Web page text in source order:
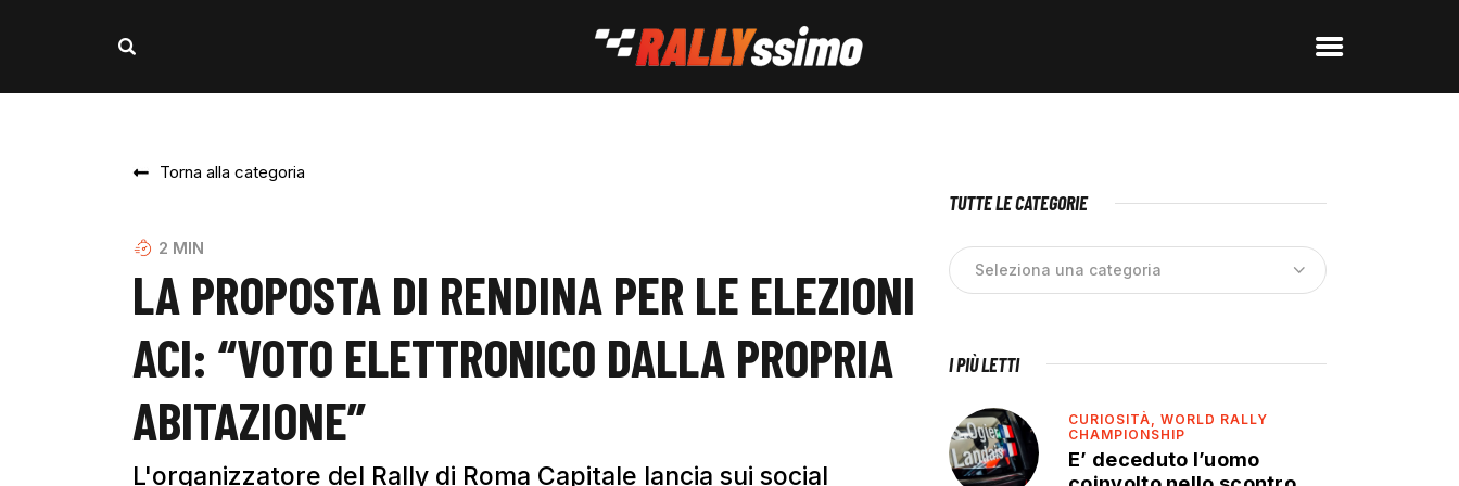
Torna alla categoria
2 MIN
LA PROPOSTA DI RENDINA PER LE ELEZIONI
ACI: “VOTO ELETTRONICO DALLA PROPRIA
ABITAZIONE”
L'organizzatore del Rally di Roma Capitale lancia sui social
TUTTE LE CATEGORIE
I PIÙ LETTI
CURIOSITÀ,WORLD RALLY
CHAMPIONSHIP
E’ deceduto l’uomo